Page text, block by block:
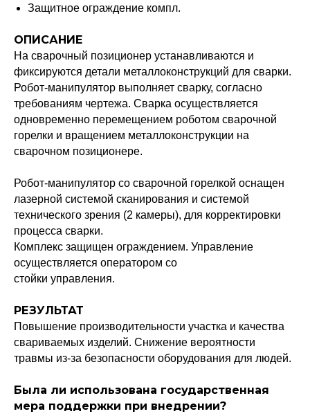
Защитное ограждение компл.
ОПИСАНИЕ
На сварочный позиционер устанавливаются и
фиксируются детали металлоконструкций для сварки.
Робот-манипулятор выполняет сварку, согласно
требованиям чертежа. Сварка осуществляется
одновременно перемещением роботом сварочной
горелки и вращением металлоконструкции на
сварочном позиционере.
Робот-манипулятор со сварочной горелкой оснащен
лазерной системой сканирования и системой
технического зрения (2 камеры), для корректировки
процесса сварки.
Комплекс защищен ограждением. Управление
осуществляется оператором со
стойки управления.
РЕЗУЛЬТАТ
Повышение производительности участка и качества
свариваемых изделий. Снижение вероятности
травмы из-за безопасности оборудования для людей.
Была ли использована государственная
мера поддержки при внедрении?